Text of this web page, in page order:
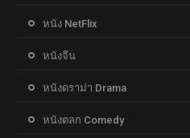
หนัง NetFlix
หนังจีน
หนังดราม่า Drama
หนังตลก Comedy